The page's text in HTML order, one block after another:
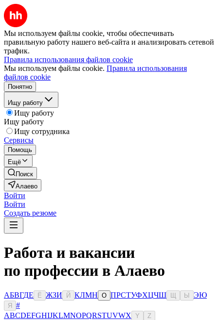
Мы используем файлы cookie, чтобы обеспечивать
правильную работу нашего веб-сайта и анализировать сетевой
трафик.
Правила использования файлов cookie
Мы используем файлы cookie. Правила использования
файлов cookie
Понятно
Ищу работу
Ищу работу
Ищу работу
Ищу сотрудника
Сервисы
Помощь
Ещё
Поиск
Алаево
Войти
Войти
Создать резюме
Работа и вакансии
по профессии в Алаево
АБВГДЕ Ё ЖЗИ Й КЛМН О ПРСТУФХЦЧШ Ы ЭЮ
Я
#
ABCDEFGHIJKLMNOPQRSTUVWX Y Z